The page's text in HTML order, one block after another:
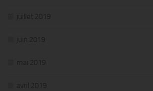
juillet 2019
juin 2019
mai 2019
avril 2019